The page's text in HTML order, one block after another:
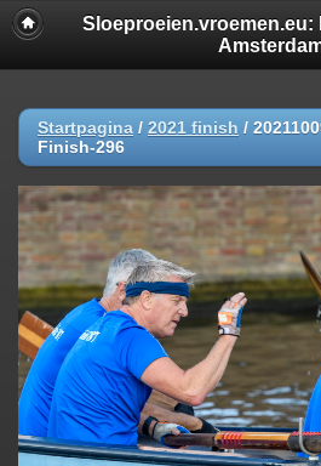
Sloeproeien.vroemen.eu:
Startpagina / 2021 finish /
Finish-296